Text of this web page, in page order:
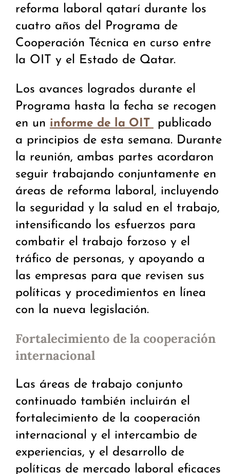
reforma laboral qatarí durante los
cuatro años del Programa de
Cooperación Técnica en curso entre
la OIT y el Estado de Qatar.
Los avances logrados durante el
Programa hasta la fecha se recogen
en un informe de la OIT
publicado
a principios de esta semana. Durante
la reunión, ambas partes acordaron
seguir trabajando conjuntamente en
áreas de reforma laboral, incluyendo
la seguridad y la salud en el trabajo,
intensificando los esfuerzos para
combatir el trabajo forzoso y el
tráfico de personas, y apoyando a
las empresas para que revisen sus
políticas y procedimientos en línea
con la nueva legislación.
Fortalecimiento de la cooperación
internacional
Las áreas de trabajo conjunto
continuado también incluirán el
fortalecimiento de la cooperación
internacional y el intercambio de
experiencias, y el desarrollo de
políticas de mercado laboral eficaces